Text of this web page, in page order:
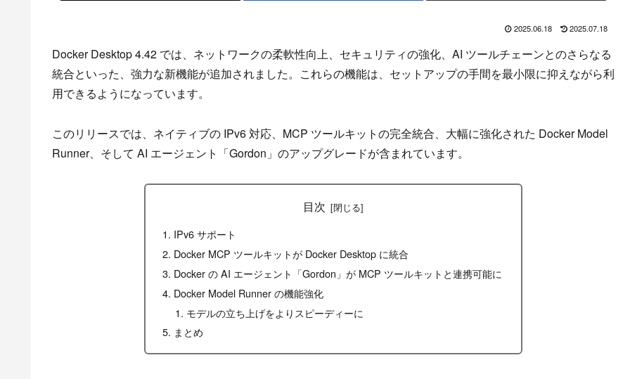
2025.06.18 2025.07.18
Docker Desktop 4.42 では、ネットワークの柔軟性向上、セキュリティの強化、AI ツールチェーンとのさらなる
統合といった、強力な新機能が追加されました。これらの機能は、セットアップの手間を最小限に抑えながら利
用できるようになっています。
このリリースでは、ネイティブの IPv6 対応、MCP ツールキットの完全統合、大幅に強化された Docker Model
Runner、そして AI エージェント「Gordon」のアップグレードが含まれています。
目次
IPv6 サポート
Docker MCP ツールキットが Docker Desktop に統合
Docker の AI エージェント「Gordon」が MCP ツールキットと連携可能に
Docker Model Runner の機能強化
モデルの立ち上げをよりスピーディーに
まとめ